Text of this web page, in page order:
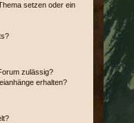
setzen oder ein
zulässig?
erhalten?